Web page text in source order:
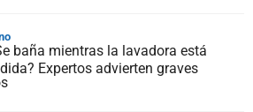
baña mientras la lavadora está
Expertos advierten graves